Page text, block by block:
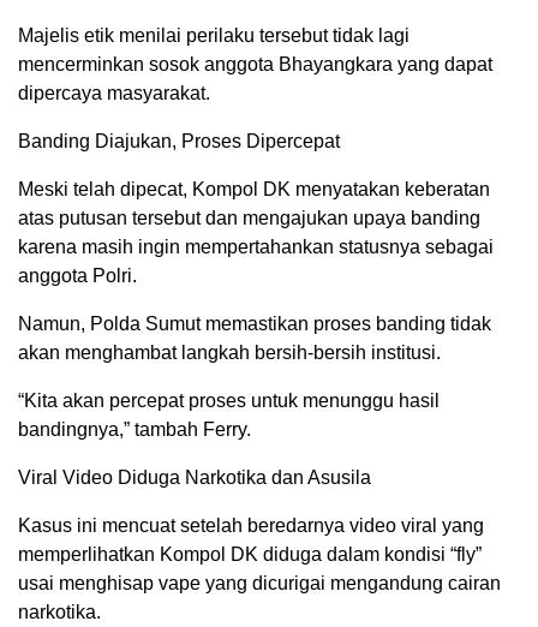
Majelis etik menilai perilaku tersebut tidak lagi
mencerminkan sosok anggota Bhayangkara yang dapat
dipercaya masyarakat.
Banding Diajukan, Proses Dipercepat
Meski telah dipecat, Kompol DK menyatakan keberatan
atas putusan tersebut dan mengajukan upaya banding
karena masih ingin mempertahankan statusnya sebagai
anggota Polri.
Namun, Polda Sumut memastikan proses banding tidak
akan menghambat langkah bersih-bersih institusi.
“Kita akan percepat proses untuk menunggu hasil
bandingnya,” tambah Ferry.
Viral Video Diduga Narkotika dan Asusila
Kasus ini mencuat setelah beredarnya video viral yang
memperlihatkan Kompol DK diduga dalam kondisi “fly”
usai menghisap vape yang dicurigai mengandung cairan
narkotika.